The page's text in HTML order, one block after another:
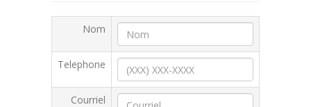
Nom
Telephone
Courriel